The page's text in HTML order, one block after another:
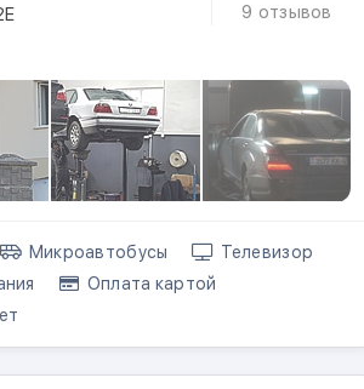
9 отзывов
Микроавтобусы
Телевизор
Оплата картой